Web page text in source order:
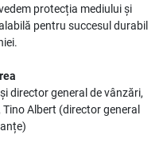
protecția mediului și
pentru succesul durabil
director general de vânzări,
Albert (director general